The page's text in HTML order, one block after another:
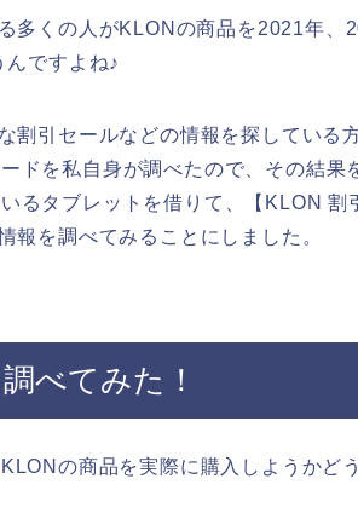
多くの人がKLONの商品を2021年、
ですよね♪
割引セールなどの情報を探している
ドを私自身が調べたので、その結果
るタブレットを借りて、【KLON 割
報を調べてみることにしました。
べてみた！
の商品を実際に購入しようかど